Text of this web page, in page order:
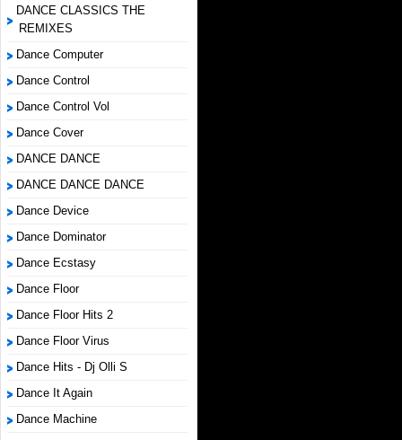
DANCE CLASSICS THE
REMIXES
Dance Computer
Dance Control
Dance Control Vol
Dance Cover
DANCE DANCE
DANCE DANCE DANCE
Dance Device
Dance Dominator
Dance Ecstasy
Dance Floor
Dance Floor Hits 2
Dance Floor Virus
Dance Hits - Dj Olli S
Dance It Again
Dance Machine